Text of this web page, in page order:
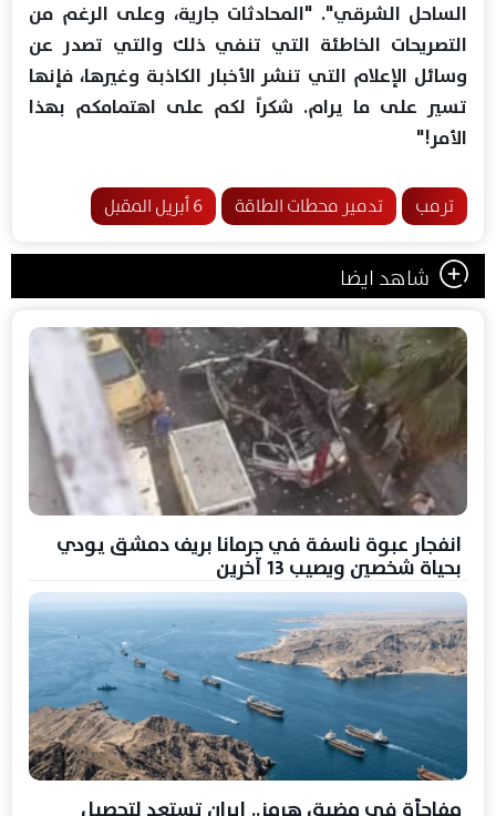
الساحل الشرقي". "المحادثات جارية، وعلى الرغم من
التصريحات الخاطئة التي تنفي ذلك والتي تصدر عن
وسائل الإعلام التي تنشر الأخبار الكاذبة وغيرها، فإنها
تسير على ما يرام. شكراً لكم على اهتمامكم بهذا
الأمر!"
ترمب تدمير محطات الطاقة 6 أبريل المقبل
شاهد ايضا
انفجار عبوة ناسفة في جرمانا بريف دمشق يودي
بحياة شخصين ويصيب 13 آخرين
مفاجأة في مضيق هرمز.. إيران تستعد لتحصيل